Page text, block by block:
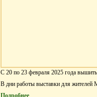
С 20 по 23 февраля 2025 года
В дни работы выставки для
Подробнее